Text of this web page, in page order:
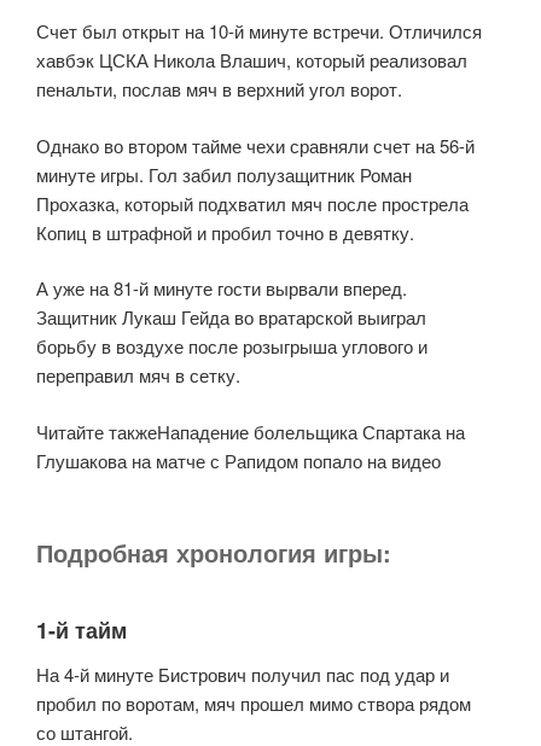
Счет был открыт на 10-й минуте встречи. Отличился
хавбэк ЦСКА Никола Влашич, который реализовал
пенальти, послав мяч в верхний угол ворот.
Однако во втором тайме чехи сравняли счет на 56-й
минуте игры. Гол забил полузащитник Роман
Прохазка, который подхватил мяч после прострела
Копиц в штрафной и пробил точно в девятку.
А уже на 81-й минуте гости вырвали вперед.
Защитник Лукаш Гейда во вратарской выиграл
борьбу в воздухе после розыгрыша углового и
переправил мяч в сетку.
Читайте такжеНападение болельщика Спартака на
Глушакова на матче с Рапидом попало на видео
Подробная хронология игры:
1-й тайм
На 4-й минуте Бистрович получил пас под удар и
пробил по воротам, мяч прошел мимо створа рядом
со штангой.